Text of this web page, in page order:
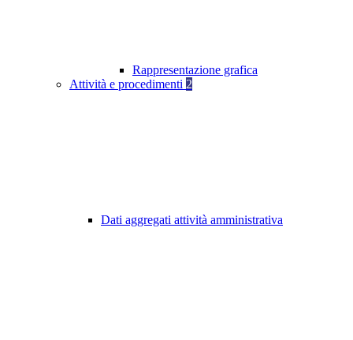
Rappresentazione grafica
Attività e procedimenti 2
Dati aggregati attività amministrativa